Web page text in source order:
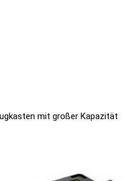
mit großer Kapazität